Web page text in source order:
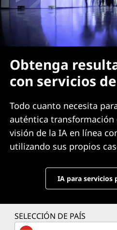
Obtenga
con servicios
Todo cuanto necesita
auténtica transformación
visión de la IA en línea
utilizando sus propios
IA para servicios
SELECCIÓN DE PAÍS